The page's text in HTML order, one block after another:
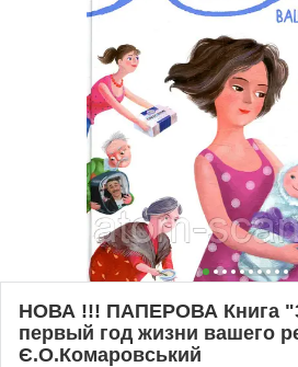
НОВА !!! ПАПЕРОВА Книга
первый год жизни вашего
Є.О.Комаровський